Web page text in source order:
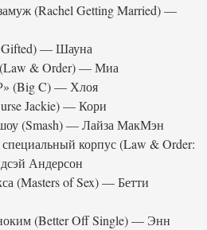
(Rachel Getting Married) —
— Шауна
& Order) — Миа
(Big C) — Хлоя
Jackie) — Кори
(Smash) — Лайза МакМэн
корпус (Law & Order:
Андерсон
(Masters of Sex) — Бетти
(Better Off Single) — Энн